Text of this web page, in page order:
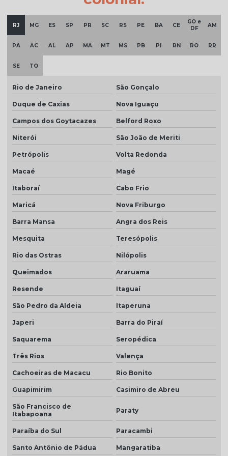
Telha cinza grafite
Telha cinza pérola
Telha cinza preço
Telha colonial bege preço
Telha colonial esmaltada
Telha colonial esmaltada branca
Telha colonial esmaltada preço
Telha colonial marfim
Telha colonial natural
Telha colonial resinada
Telha colonial resinada preço
Telha colonial resinada valor
Telha de concreto cinza
Telha concreto cinza perola
Telha concreto colorida
Telha de concreto pintada
Telha de concreto preço
Telha de concreto preço m2
RJ MG ES SP PR SC RS PE BA CE
GO e
DF
AM
PA AC AL AP MA MT MS PB PI RN RO RR
SE TO
Rio de Janeiro São Gonçalo
Duque de Caxias Nova Iguaçu
Campos dos Goytacazes Belford Roxo
Niterói São João de Meriti
Petrópolis Volta Redonda
Macaé Magé
Itaboraí Cabo Frio
Maricá Nova Friburgo
Barra Mansa Angra dos Reis
Mesquita Teresópolis
Rio das Ostras Nilópolis
Queimados Araruama
Resende Itaguaí
São Pedro da Aldeia Itaperuna
Japeri Barra do Piraí
Saquarema Seropédica
Três Rios Valença
Cachoeiras de Macacu Rio Bonito
Guapimirim Casimiro de Abreu
São Francisco de
Itabapoana
Paraty
Paraíba do Sul Paracambi
Santo Antônio de Pádua Mangaratiba